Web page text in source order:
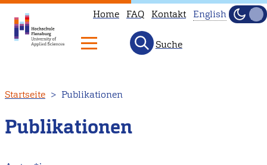
zum
Inhalt
Home FAQ Kontakt English
Hell
Suche
Startseite Publikationen
Publikationen